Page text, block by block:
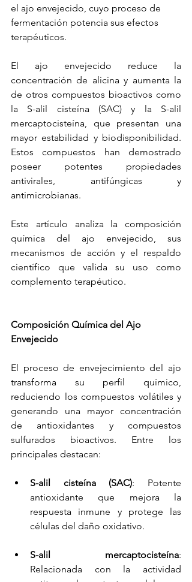
el ajo envejecido, cuyo proceso de
fermentación potencia sus efectos
terapéuticos.
El ajo envejecido reduce la
concentración de alicina y aumenta la
de otros compuestos bioactivos como
la S-alil cisteína (SAC) y la S-alil
mercaptocisteína, que presentan una
mayor estabilidad y biodisponibilidad.
Estos compuestos han demostrado
poseer potentes propiedades
antivirales, antifúngicas y
antimicrobianas.
Este artículo analiza la composición
química del ajo envejecido, sus
mecanismos de acción y el respaldo
científico que valida su uso como
complemento terapéutico.
Composición Química del Ajo
Envejecido
El proceso de envejecimiento del ajo
transforma su perfil químico,
reduciendo los compuestos volátiles y
generando una mayor concentración
de antioxidantes y compuestos
sulfurados bioactivos. Entre los
principales destacan:
S-alil cisteína (SAC): Potente
antioxidante que mejora la
respuesta inmune y protege las
células del daño oxidativo.
S-alil mercaptocisteína:
Relacionada con la actividad